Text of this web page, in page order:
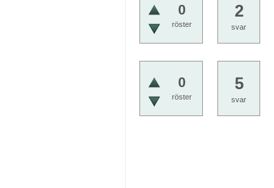
0
röster
2
svar
0
röster
5
svar